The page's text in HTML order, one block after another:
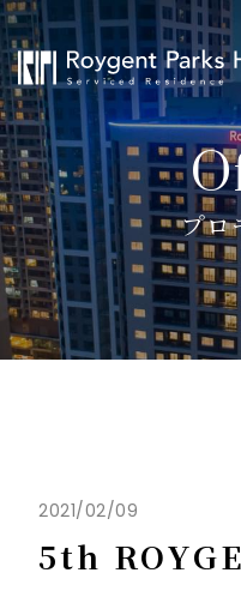
プロ
2021/02/09
5th